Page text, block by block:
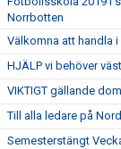
Norrbotten
Välkomna att handla
HJÄLP vi behöver
VIKTIGT gällande
Till alla ledare på
Semesterstängt